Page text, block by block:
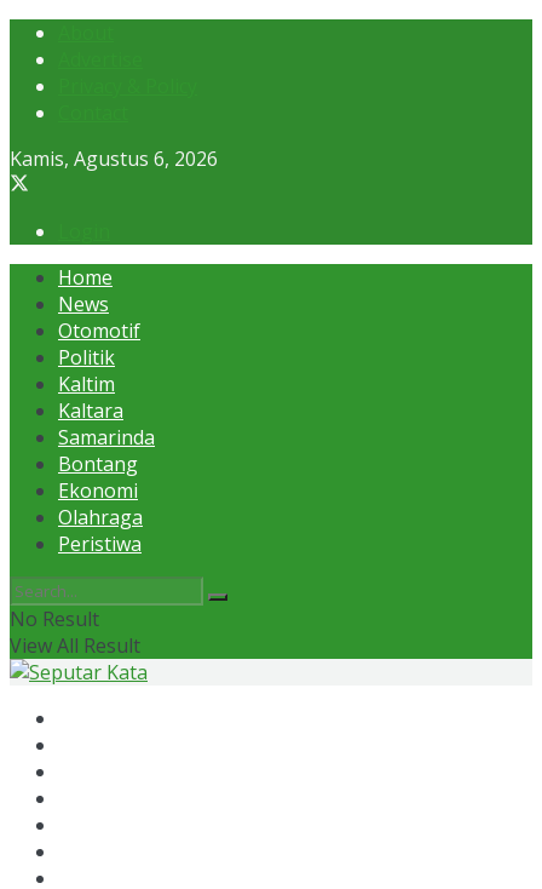
Kamis, Agustus 6, 2026
Home
News
Otomotif
Politik
Kaltim
Kaltara
Samarinda
Bontang
Ekonomi
Olahraga
Peristiwa
No Result
View All Result